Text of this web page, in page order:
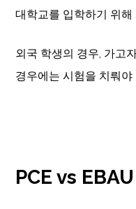
대학교를 입학하기 위
외국 학생의 경우, 가고
경우에는 시험을 치뤄야
PCE vs EBAU